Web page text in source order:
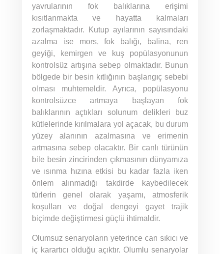
yavrularının fok balıklarına erişimi
kısıtlanmakta ve hayatta kalmaları
zorlaşmaktadır. Kutup ayılarının sayısındaki
azalma ise mors, fok balığı, balina, ren
geyiği, kemirgen ve kuş popülasyonunun
kontrolsüz artışına sebep olmaktadır. Bunun
bölgede bir besin kıtlığının başlangıç sebebi
olması muhtemeldir. Ayrıca, popülasyonu
kontrolsüzce artmaya başlayan fok
balıklarının açtıkları solunum delikleri buz
kütlelerinde kırılmalara yol açacak, bu durum
yüzey alanının azalmasına ve erimenin
artmasına sebep olacaktır. Bir canlı türünün
bile besin zincirinden çıkmasının dünyamıza
ve ısınma hızına etkisi bu kadar fazla iken
önlem alınmadığı takdirde kaybedilecek
türlerin genel olarak yaşamı, atmosferik
koşulları ve doğal dengeyi gayet trajik
biçimde değiştirmesi güçlü ihtimaldir.
Olumsuz senaryoların yeterince can sıkıcı ve
iç karartıcı olduğu açıktır. Olumlu senaryolar